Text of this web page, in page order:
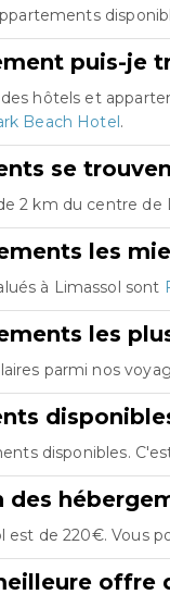
puis-je
hôtels et
Beach Hotel.
se
2 km du centre
les
à Limassol sont
les
parmi nos
disponibles.
est de 220€. Vous
offre